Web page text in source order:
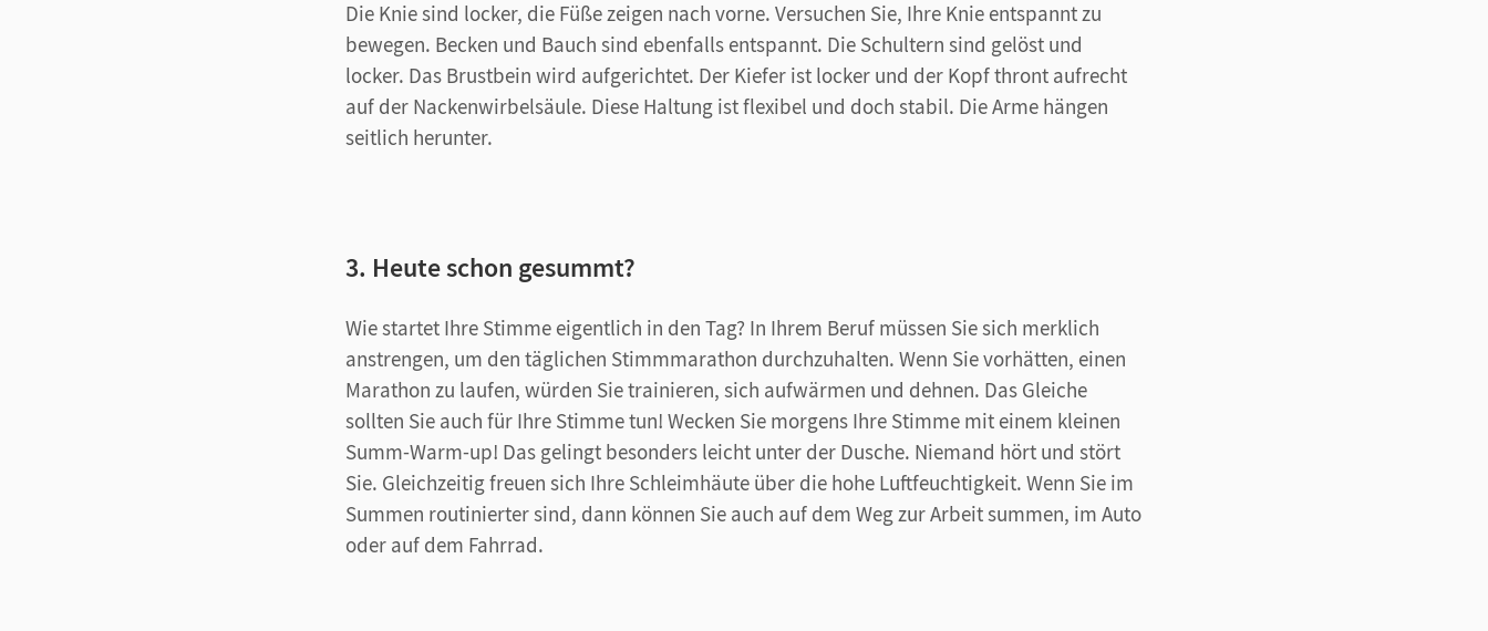
Die Knie sind locker, die Füße zeigen nach vorne. Versuchen Sie, Ihre Knie entspannt zu
bewegen. Becken und Bauch sind ebenfalls entspannt. Die Schultern sind gelöst und
locker. Das Brustbein wird aufgerichtet. Der Kiefer ist locker und der Kopf thront aufrecht
auf der Nackenwirbelsäule. Diese Haltung ist flexibel und doch stabil. Die Arme hängen
seitlich herunter.
3. Heute schon gesummt?
Wie startet Ihre Stimme eigentlich in den Tag? In Ihrem Beruf müssen Sie sich merklich
anstrengen, um den täglichen Stimmmarathon durchzuhalten. Wenn Sie vorhätten, einen
Marathon zu laufen, würden Sie trainieren, sich aufwärmen und dehnen. Das Gleiche
sollten Sie auch für Ihre Stimme tun! Wecken Sie morgens Ihre Stimme mit einem kleinen
Summ-Warm-up! Das gelingt besonders leicht unter der Dusche. Niemand hört und stört
Sie. Gleichzeitig freuen sich Ihre Schleimhäute über die hohe Luftfeuchtigkeit. Wenn Sie im
Summen routinierter sind, dann können Sie auch auf dem Weg zur Arbeit summen, im Auto
oder auf dem Fahrrad.